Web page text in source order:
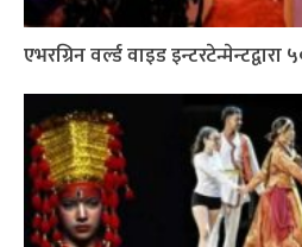
एभरग्रिन वर्ल्ड वाइड